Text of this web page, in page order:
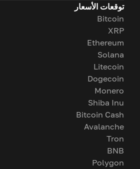
توقعات الأسعار
Bitcoin
XRP
Ethereum
Solana
Litecoin
Dogecoin
Monero
Shiba Inu
Bitcoin Cash
Avalanche
Tron
BNB
Polygon